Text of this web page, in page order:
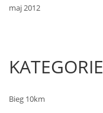
maj 2012
KATEGORIE
Bieg 10km